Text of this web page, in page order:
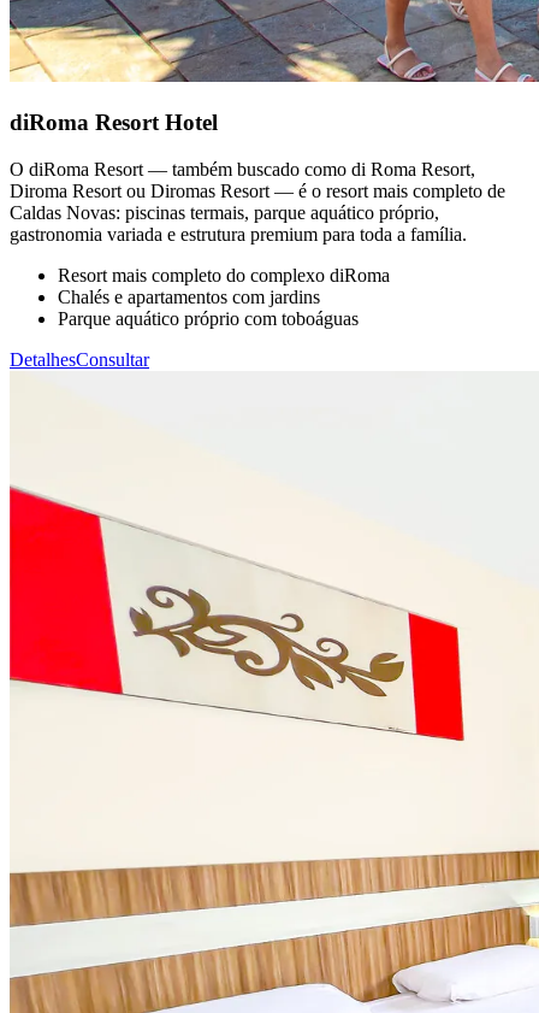
diRoma Resort Hotel
O diRoma Resort — também buscado como di Roma Resort,
Diroma Resort ou Diromas Resort — é o resort mais completo de
Caldas Novas: piscinas termais, parque aquático próprio,
gastronomia variada e estrutura premium para toda a família.
Resort mais completo do complexo diRoma
Chalés e apartamentos com jardins
Parque aquático próprio com toboáguas
DetalhesConsultar